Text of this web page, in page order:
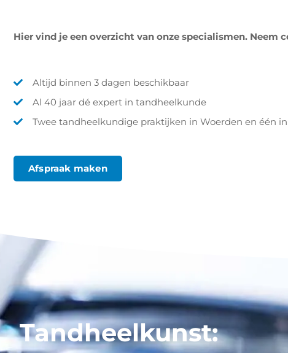
Hier vind je een overzicht van onze specialismen. Neem
Altijd binnen 3 dagen beschikbaar
Al 40 jaar dé expert in tandheelkunde
Twee tandheelkundige praktijken in Woerden en één
Afspraak maken
Tandheelkunst: